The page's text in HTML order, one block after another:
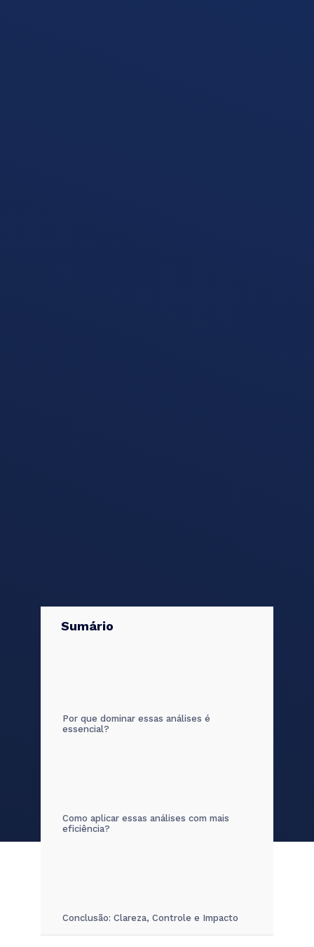
Sumário
Por que dominar essas análises é
essencial?
Como aplicar essas análises com mais
eficiência?
Conclusão: Clareza, Controle e Impacto